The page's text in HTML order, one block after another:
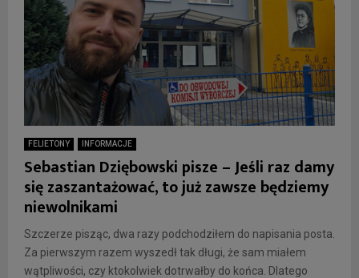
FELIETONY INFORMACJE
Sebastian Dziębowski pisze – Jeśli raz damy
się zaszantażować, to już zawsze będziemy
niewolnikami
Szczerze pisząc, dwa razy podchodziłem do napisania posta.
Za pierwszym razem wyszedł tak długi, że sam miałem
wątpliwości, czy ktokolwiek dotrwałby do końca. Dlatego